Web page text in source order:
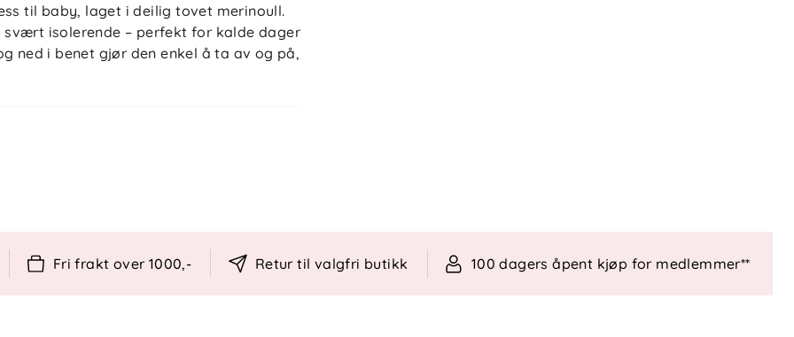
til baby, laget i deilig tovet merinoull.
isolerende – perfekt for kalde dager
ned i benet gjør den enkel å ta av og på,
anbefales lufting og flekkvask fremfor
Fri frakt over 1000,- Retur til valgfri butikk 100 dagers åpent kjøp for medlemmer**